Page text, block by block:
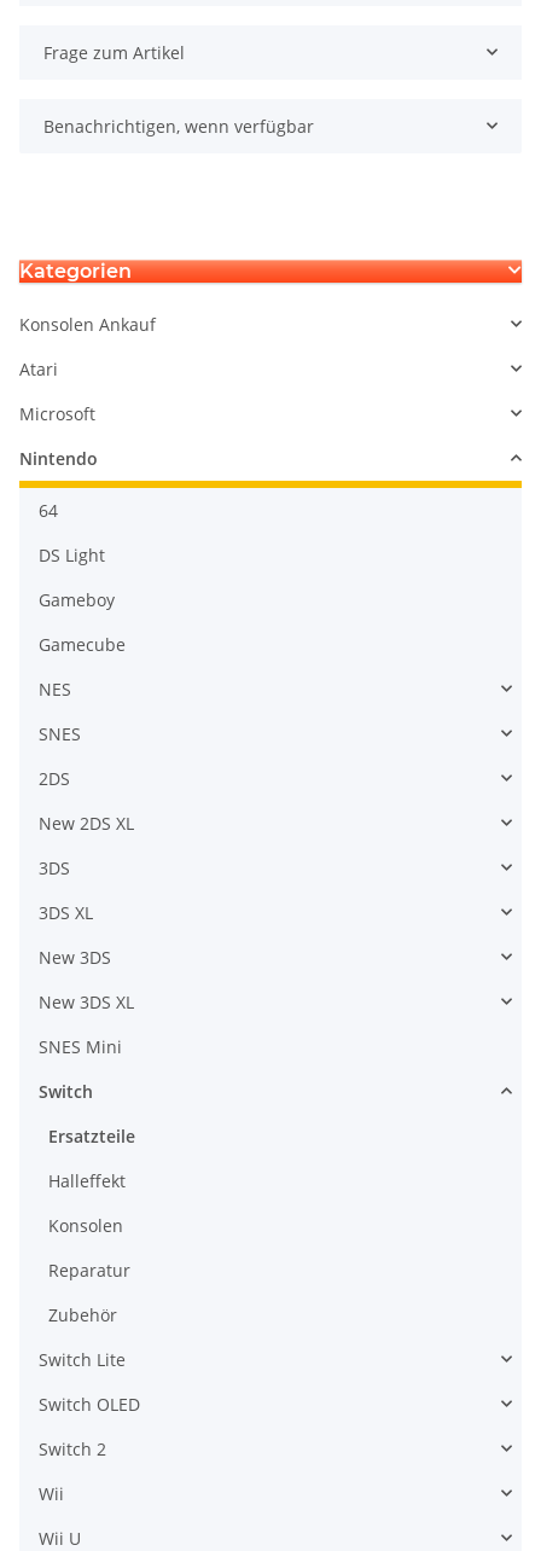
Frage zum Artikel
Benachrichtigen, wenn verfügbar
Kategorien
Konsolen Ankauf
Atari
Microsoft
Nintendo
64
DS Light
Gameboy
Gamecube
NES
SNES
2DS
New 2DS XL
3DS
3DS XL
New 3DS
New 3DS XL
SNES Mini
Switch
Ersatzteile
Halleffekt
Konsolen
Reparatur
Zubehör
Switch Lite
Switch OLED
Switch 2
Wii
Wii U